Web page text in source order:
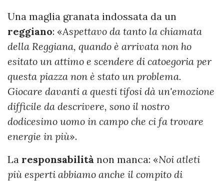
Una maglia granata indossata da un
reggiano: «Aspettavo da tanto la chiamata
della Reggiana, quando è arrivata non ho
esitato un attimo e scendere di catoegoria per
questa piazza non è stato un problema.
Giocare davanti a questi tifosi dà un'emozione
difficile da descrivere, sono il nostro
dodicesimo uomo in campo che ci fa trovare
energie in più».
La responsabilità non manca: «Noi atleti
più esperti abbiamo anche il compito di